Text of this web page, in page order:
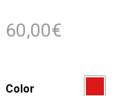
60,00€
Color